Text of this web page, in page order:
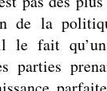
de la
le fait
parties